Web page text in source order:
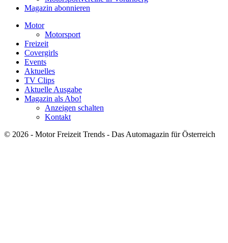
Magazin abonnieren
Motor
Motorsport
Freizeit
Covergirls
Events
Aktuelles
TV Clips
Aktuelle Ausgabe
Magazin als Abo!
Anzeigen schalten
Kontakt
© 2026 - Motor Freizeit Trends - Das Automagazin für Österreich